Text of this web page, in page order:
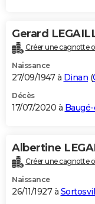
Gerard
Créer une cagnotte
Naissance
27/09/1947 à Dinan (
Décès
17/07/2020 à
Albertine
Créer une cagnotte
Naissance
26/11/1927 à